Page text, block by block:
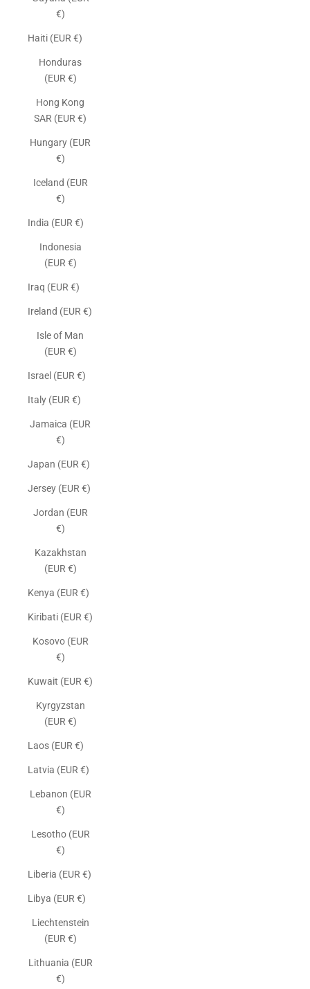
€)
Haiti (EUR €)
Honduras
(EUR €)
Hong Kong
SAR (EUR €)
Hungary (EUR
€)
Iceland (EUR
€)
India (EUR €)
Indonesia
(EUR €)
Iraq (EUR €)
Ireland (EUR €)
Isle of Man
(EUR €)
Israel (EUR €)
Italy (EUR €)
Jamaica (EUR
€)
Japan (EUR €)
Jersey (EUR €)
Jordan (EUR
€)
Kazakhstan
(EUR €)
Kenya (EUR €)
Kiribati (EUR €)
Kosovo (EUR
€)
Kuwait (EUR €)
Kyrgyzstan
(EUR €)
Laos (EUR €)
Latvia (EUR €)
Lebanon (EUR
€)
Lesotho (EUR
€)
Liberia (EUR €)
Libya (EUR €)
Liechtenstein
(EUR €)
Lithuania (EUR
€)